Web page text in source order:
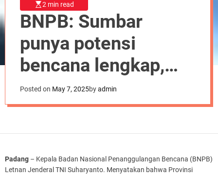
2 min read
BNPB: Sumbar
punya potensi
bencana lengkap,
gempa hingga
gunung erupsi
Posted on May 7, 2025byadmin
Padang – Kepala Badan Nasional Penanggulangan Bencana (BNPB)
Letnan Jenderal TNI Suharyanto. Menyatakan bahwa Provinsi